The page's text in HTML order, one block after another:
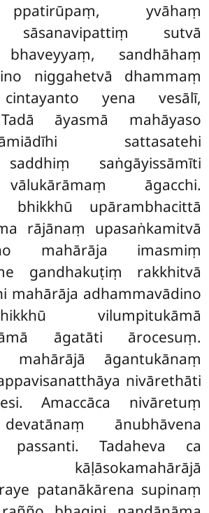
yvāhaṃ
sāsanavipattiṃ sutvā
sandhāhaṃ
niggahetvā dhammaṃ
yena vesālī,
āyasmā mahāyaso
sattasatehi
saṅgāyissāmīti
āgacchi.
bhikkhū upārambhacittā
rājānaṃ upasaṅkamitvā
mahārāja imasmiṃ
gandhakuṭiṃ rakkhitvā
mahārāja adhammavādino
vilumpitukāmā
āgatāti ārocesuṃ.
mahārājā āgantukānaṃ
nivārethāti
Amaccāca nivāretuṃ
ānubhāvena
Tadaheva ca
kāḷāsokamahārājā
patanākārena supinaṃ